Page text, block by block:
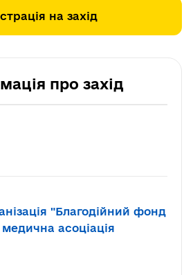
на захід
про захід
"Благодійний фонд
асоціація